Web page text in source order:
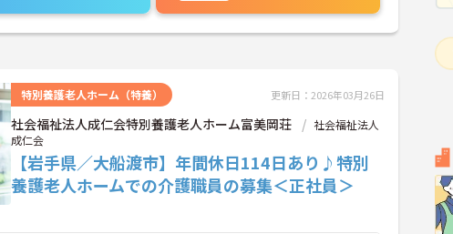
特別養護老人ホーム（特養） 更新日：2026年03月26日
社会福祉法人成仁会特別養護老人ホーム富美岡荘
社会福祉法人
成仁会
【岩手県／大船渡市】年間休日114日あり♪特別
養護老人ホームでの介護職員の募集＜正社員＞